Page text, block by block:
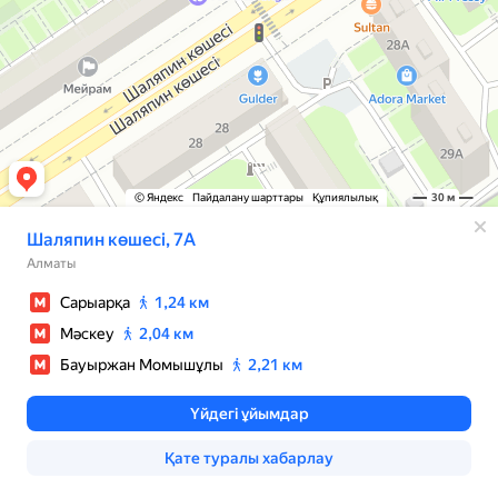
© Яндекс Пайдалану шарттары Құпиялылық 30 м
Шаляпин көшесі, 7А
Алматы
Сарыарқа
1,24 км
Мәскеу
2,04 км
Бауыржан Момышұлы
2,21 км
Үйдегі ұйымдар
Қате туралы хабарлау